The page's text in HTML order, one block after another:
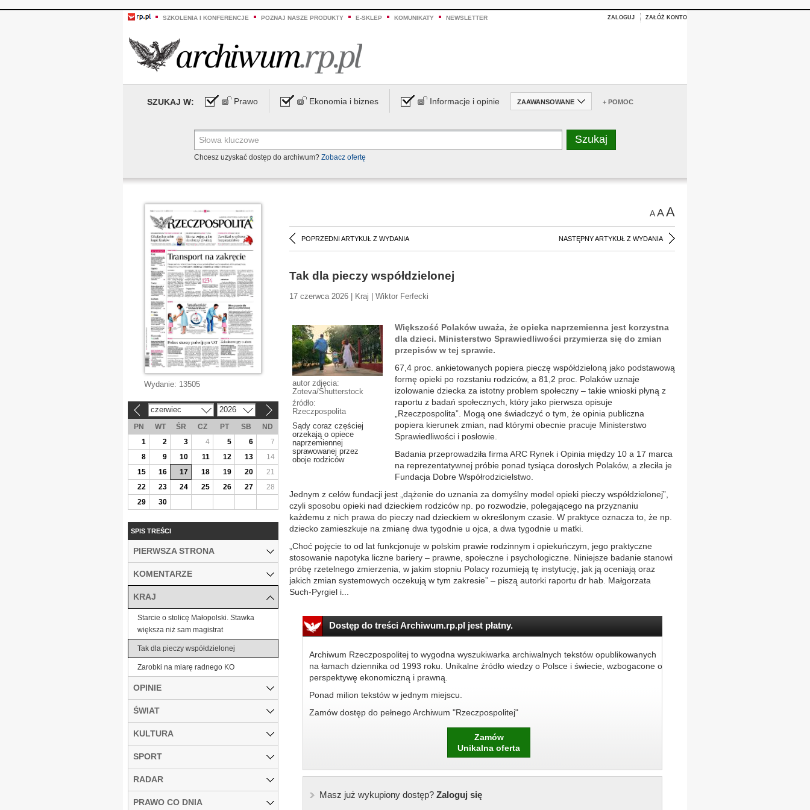
SZKOLENIA I KONFERENCJE POZNAJ NASZE PRODUKTY E-SKLEP KOMUNIKATY NEWSLETTER ZALOGUJ ZAŁÓŻ KONTO
SZUKAJ W: Prawo Ekonomia i biznes Informacje i opinie ZAAWANSOWANE + POMOC
Chcesz uzyskać dostęp do archiwum? Zobacz ofertę
AAA
POPRZEDNI ARTYKUŁ Z WYDANIA NASTĘPNY ARTYKUŁ Z WYDANIA
Tak dla pieczy współdzielonej
17 czerwca 2026 | Kraj | Wiktor Ferfecki
autor zdjęcia:
Zoteva/Shutterstock
źródło:
Rzeczpospolita
Sądy coraz częściej
orzekają o opiece
naprzemiennej
sprawowanej przez
oboje rodziców
Większość Polaków uważa, że opieka naprzemienna jest korzystna
dla dzieci. Ministerstwo Sprawiedliwości przymierza się do zmian
przepisów w tej sprawie.
67,4 proc. ankietowanych popiera pieczę współdzieloną jako podstawową
formę opieki po rozstaniu rodziców, a 81,2 proc. Polaków uznaje
izolowanie dziecka za istotny problem społeczny – takie wnioski płyną z
raportu z badań społecznych, który jako pierwsza opisuje
„Rzeczpospolita”. Mogą one świadczyć o tym, że opinia publiczna
popiera kierunek zmian, nad którymi obecnie pracuje Ministerstwo
Sprawiedliwości i posłowie.
Badania przeprowadziła firma ARC Rynek i Opinia między 10 a 17 marca
na reprezentatywnej próbie ponad tysiąca dorosłych Polaków, a zleciła je
Fundacja Dobre Współrodzicielstwo.
Jednym z celów fundacji jest „dążenie do uznania za domyślny model opieki pieczy współdzielonej”,
czyli sposobu opieki nad dzieckiem rodziców np. po rozwodzie, polegającego na przyznaniu
każdemu z nich prawa do pieczy nad dzieckiem w określonym czasie. W praktyce oznacza to, że np.
dziecko zamieszkuje na zmianę dwa tygodnie u ojca, a dwa tygodnie u matki.
„Choć pojęcie to od lat funkcjonuje w polskim prawie rodzinnym i opiekuńczym, jego praktyczne
stosowanie napotyka liczne bariery – prawne, społeczne i psychologiczne. Niniejsze badanie stanowi
próbę rzetelnego zmierzenia, w jakim stopniu Polacy rozumieją tę instytucję, jak ją oceniają oraz
jakich zmian systemowych oczekują w tym zakresie” – piszą autorki raportu dr hab. Małgorzata
Such-Pyrgiel i...
Dostęp do treści Archiwum.rp.pl jest płatny.
Archiwum Rzeczpospolitej to wygodna wyszukiwarka archiwalnych tekstów opublikowanych
na łamach dziennika od 1993 roku. Unikalne źródło wiedzy o Polsce i świecie, wzbogacone o
perspektywę ekonomiczną i prawną.
Ponad milion tekstów w jednym miejscu.
Zamów dostęp do pełnego Archiwum "Rzeczpospolitej"
Zamów
Unikalna oferta
Masz już wykupiony dostęp?Zaloguj się
Wydanie: 13505
czerwiec 2026
PN WT ŚR CZ PT SB
ND
1
2 3 4 5 6
7
8
9 10 11 12 13
14
15
16 17 18 19 20
21
22
23 24 25 26 27
28
29
30
SPIS TREŚCI
PIERWSZA STRONA
KOMENTARZE
KRAJ
Starcie o stolicę Małopolski. Stawka
większa niż sam magistrat
Tak dla pieczy współdzielonej
Zarobki na miarę radnego KO
OPINIE
ŚWIAT
KULTURA
SPORT
RADAR
PRAWO CO DNIA